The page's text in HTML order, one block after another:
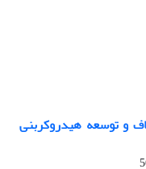
و توسعه هیدروکربنی